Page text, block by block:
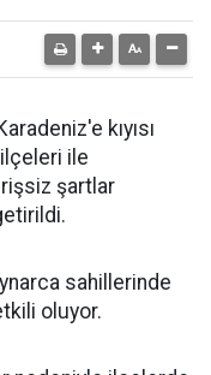
kıyısı
ile
şartlar
sahillerinde
oluyor.